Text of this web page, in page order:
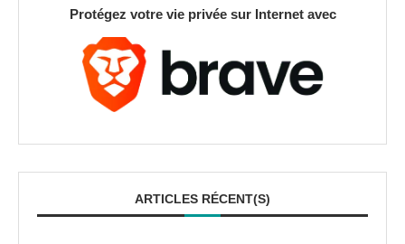
Protégez votre vie privée sur Internet avec
ARTICLES RÉCENT(S)